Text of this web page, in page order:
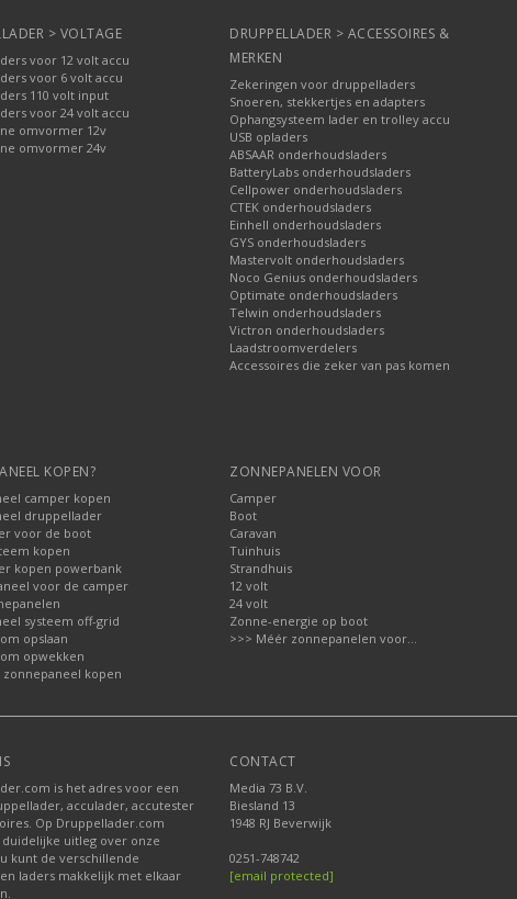
> VOLTAGE
voor 12 volt accu
voor 6 volt accu
110 volt input
voor 24 volt accu
omvormer 12v
omvormer 24v
DRUPPELLADER > ACCESSOIRES &
MERKEN
Zekeringen voor druppelladers
Snoeren, stekkertjes en adapters
Ophangsysteem lader en trolley accu
USB opladers
ABSAAR onderhoudsladers
BatteryLabs onderhoudsladers
Cellpower onderhoudsladers
CTEK onderhoudsladers
Einhell onderhoudsladers
GYS onderhoudsladers
Mastervolt onderhoudsladers
Noco Genius onderhoudsladers
Optimate onderhoudsladers
Telwin onderhoudsladers
Victron onderhoudsladers
Laadstroomverdelers
Accessoires die zeker van pas komen
KOPEN?
camper kopen
druppellader
voor de boot
kopen
kopen powerbank
voor de camper
systeem off-grid
opslaan
opwekken
zonnepaneel kopen
ZONNEPANELEN VOOR
Camper
Boot
Caravan
Tuinhuis
Strandhuis
12 volt
24 volt
Zonne-energie op boot
>>> Méér zonnepanelen voor...
is het adres voor een
acculader, accutester
Op Druppellader.com
uitleg over onze
kunt de verschillende
laders makkelijk met elkaar
CONTACT
Media 73 B.V.
Biesland 13
1948 RJ Beverwijk
0251-748742
[email protected]